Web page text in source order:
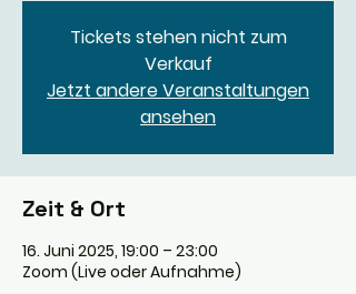
Tickets stehen nicht zum
Verkauf
Jetzt andere Veranstaltungen
ansehen
Zeit & Ort
16. Juni 2025, 19:00 – 23:00
Zoom (Live oder Aufnahme)